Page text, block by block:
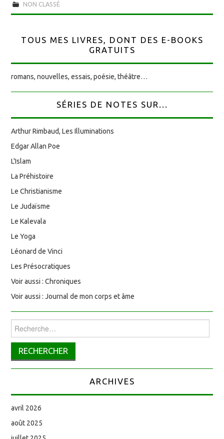
NON CLASSÉ
TOUS MES LIVRES, DONT DES E-BOOKS
GRATUITS
romans, nouvelles, essais, poésie, théâtre…
SÉRIES DE NOTES SUR...
Arthur Rimbaud, Les Illuminations
Edgar Allan Poe
L'Islam
La Préhistoire
Le Christianisme
Le Judaïsme
Le Kalevala
Le Yoga
Léonard de Vinci
Les Présocratiques
Voir aussi : Chroniques
Voir aussi : Journal de mon corps et âme
Rechercher :
ARCHIVES
avril 2026
août 2025